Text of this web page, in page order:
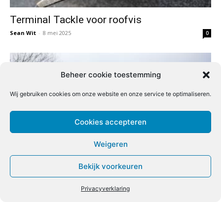
Beheer cookie toestemming
Wij gebruiken cookies om onze website en onze service te optimaliseren.
Cookies accepteren
Weigeren
Bekijk voorkeuren
Privacyverklaring
Terminal Tackle voor roofvis
Sean Wit - 8 mei 2025 0
Drie MUST-KNOW tips voor het
feedervissen op grindplassen